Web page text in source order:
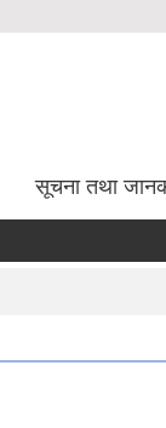
सूचना तथा